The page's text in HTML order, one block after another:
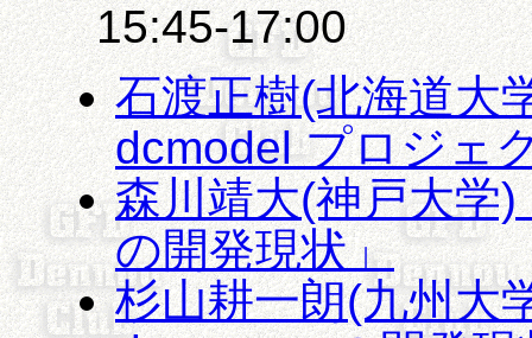
15:45-17:00
石渡正樹(北海道大
dcmodel プロジェ
森川靖大(神戸大学
の開発現状」
杉山耕一朗(九州大